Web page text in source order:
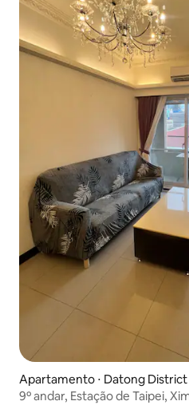
Apartamento ⋅ Datong District
9º andar, Estação de Taipei,